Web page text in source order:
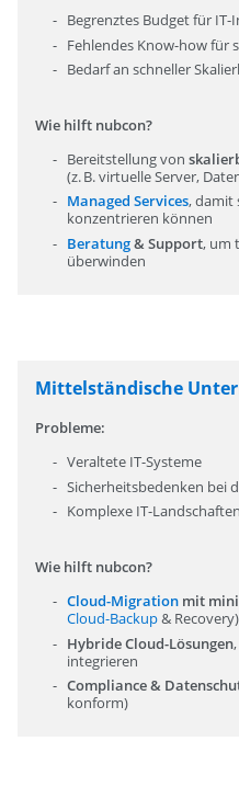
Begrenztes Budget für
Fehlendes Know-how für
Bedarf an schneller
Wie hilft nubcon?
Bereitstellung von
(z. B. virtuelle Server,
Managed Services, damit
konzentrieren können
Beratung& Support, um
überwinden
Mittelständische
Probleme:
Veraltete IT-Systeme
Sicherheitsbedenken bei
Komplexe IT-Landschaften
Wie hilft nubcon?
Cloud-Migration mit
Cloud-Backup& Recovery)
Hybride Cloud-Lösungen
integrieren
Compliance &
konform)